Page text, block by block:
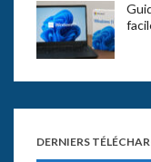
DERNIERS